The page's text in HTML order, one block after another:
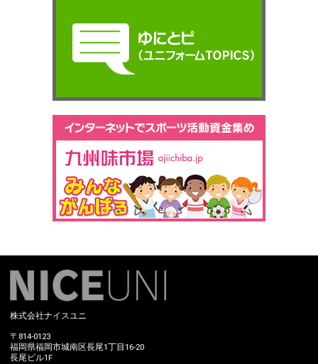
株式会社ナイスユニ
〒814-0123
福岡県福岡市城南区長尾1丁目16-20
長尾ビル1F